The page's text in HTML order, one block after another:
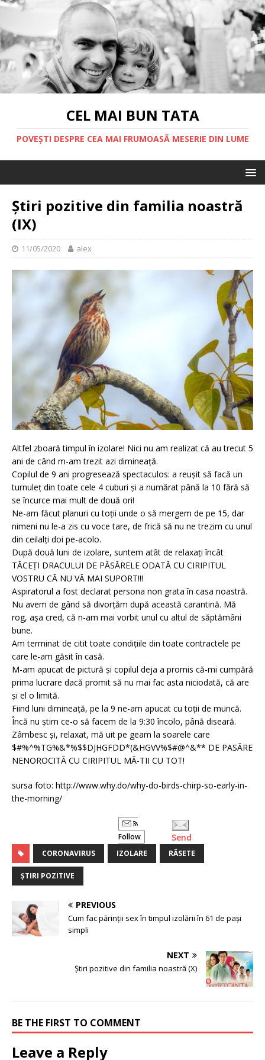
CEL MAI BUN TATA
POVEȘTI DESPRE CEA MAI FRUMOASĂ MESERIE DIN LUME
Știri pozitive din familia noastră
(IX)
11/05/2020 alex
Altfel zboară timpul în izolare! Nici nu am realizat că au trecut 5
ani de când m-am trezit azi dimineață.
Copilul de 9 ani progresează spectaculos: a reușit să facă un
turnuleț din toate cele 4 cuburi și a numărat până la 10 fără să
se încurce mai mult de două ori!
Ne-am făcut planuri cu toții unde o să mergem de pe 15, dar
nimeni nu le-a zis cu voce tare, de frică să nu ne trezim cu unul
din ceilalți doi pe-acolo.
După două luni de izolare, suntem atât de relaxați încât
TĂCEȚI DRACULUI DE PĂSĂRELE ODATĂ CU CIRIPITUL
VOSTRU CĂ NU VĂ MAI SUPORT!!!
Aspiratorul a fost declarat persona non grata în casa noastră.
Nu avem de gând să divorțăm după această carantină. Mă
rog, așa cred, că n-am mai vorbit unul cu altul de săptămâni
bune.
Am terminat de citit toate condițiile din toate contractele pe
care le-am găsit în casă.
M-am apucat de pictură și copilul deja a promis că-mi cumpără
prima lucrare dacă promit să nu mai fac asta niciodată, că are
și el o limită.
Fiind luni dimineață, pe la 9 ne-am apucat cu toții de muncă.
Încă nu știm ce-o să facem de la 9:30 încolo, până diseară.
Zâmbesc și, relaxat, mă uit pe geam la soarele care
$#%^%TG%&*%$$DJHGFDD*(&HGVV%$#@^&** DE PASĂRE
NENOROCITĂ CU CIRIPITUL MĂ-TII CU TOT!
sursa foto: http://www.why.do/why-do-birds-chirp-so-early-in-
the-morning/
Follow Send
CORONAVIRUS IZOLARE RÂSETE
ȘTIRI POZITIVE
PREVIOUS
Cum fac părinții sex în timpul izolării în 61 de pași
simpli
NEXT
Știri pozitive din familia noastră (X)
BE THE FIRST TO COMMENT
Leave a Reply